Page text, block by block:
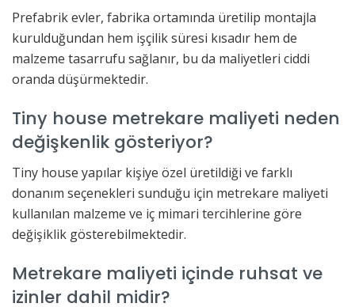
Prefabrik evler, fabrika ortamında üretilip montajla
kurulduğundan hem işçilik süresi kısadır hem de
malzeme tasarrufu sağlanır, bu da maliyetleri ciddi
oranda düşürmektedir.
Tiny house metrekare maliyeti neden
değişkenlik gösteriyor?
Tiny house yapılar kişiye özel üretildiği ve farklı
donanım seçenekleri sunduğu için metrekare maliyeti
kullanılan malzeme ve iç mimari tercihlerine göre
değişiklik gösterebilmektedir.
Metrekare maliyeti içinde ruhsat ve
izinler dahil midir?